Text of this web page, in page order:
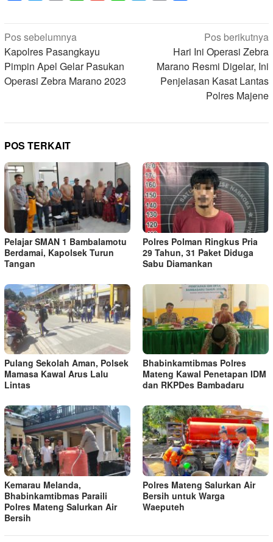
Navigasi
pos
Pos sebelumnya
Kapolres Pasangkayu
Pimpin Apel Gelar Pasukan
Operasi Zebra Marano 2023
Pos berikutnya
Hari Ini Operasi Zebra
Marano Resmi Digelar, Ini
Penjelasan Kasat Lantas
Polres Majene
POS TERKAIT
Pelajar SMAN 1 Bambalamotu
Berdamai, Kapolsek Turun
Tangan
Polres Polman Ringkus Pria
29 Tahun, 31 Paket Diduga
Sabu Diamankan
Pulang Sekolah Aman, Polsek
Mamasa Kawal Arus Lalu
Lintas
Bhabinkamtibmas Polres
Mateng Kawal Penetapan IDM
dan RKPDes Bambadaru
Kemarau Melanda,
Bhabinkamtibmas Paraili
Polres Mateng Salurkan Air
Bersih
Polres Mateng Salurkan Air
Bersih untuk Warga
Waeputeh